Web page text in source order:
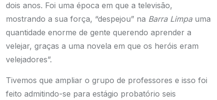
dois anos. Foi uma época em que a televisão,
mostrando a sua força, “despejou” na Barra Limpauma
quantidade enorme de gente querendo aprender a
velejar, graças a uma novela em que os heróis eram
velejadores”.
Tivemos que ampliar o grupo de professores e isso foi
feito admitindo-se para estágio probatório seis